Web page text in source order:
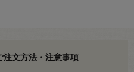
注文方法・注意事項